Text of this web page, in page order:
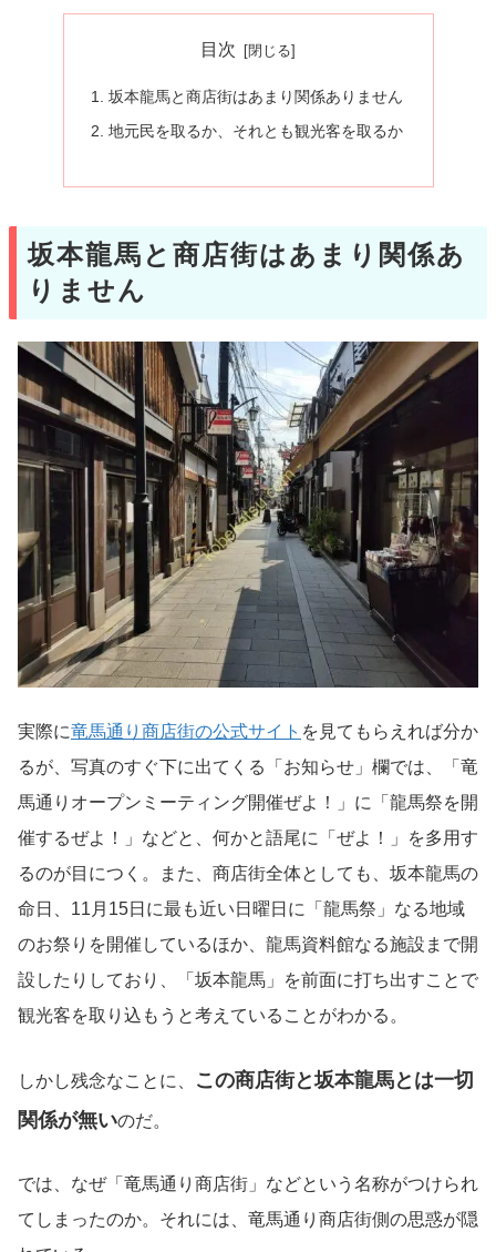
目次
坂本龍馬と商店街はあまり関係ありません
地元民を取るか、それとも観光客を取るか
坂本龍馬と商店街はあまり関係あ
りません
実際に竜馬通り商店街の公式サイト を見てもらえれば分か
るが、写真のすぐ下に出てくる「お知らせ」欄では、「竜
馬通りオープンミーティング開催ぜよ！」に「龍馬祭を開
催するぜよ！」などと、何かと語尾に「ぜよ！」を多用す
るのが目につく。また、商店街全体としても、坂本龍馬の
命日、11月15日に最も近い日曜日に「龍馬祭」なる地域
のお祭りを開催しているほか、龍馬資料館なる施設まで開
設したりしており、「坂本龍馬」を前面に打ち出すことで
観光客を取り込もうと考えていることがわかる。
しかし残念なことに、
この商店街と坂本龍馬とは一切
関係が無いのだ。
では、なぜ「竜馬通り商店街」などという名称がつけられ
てしまったのか。それには、竜馬通り商店街側の思惑が隠